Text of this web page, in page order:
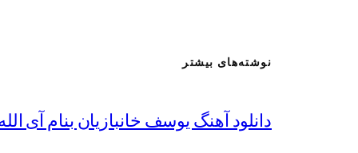
نوشته‌های بیشتر
دانلود آهنگ یوسف خانبازیان بنام آی